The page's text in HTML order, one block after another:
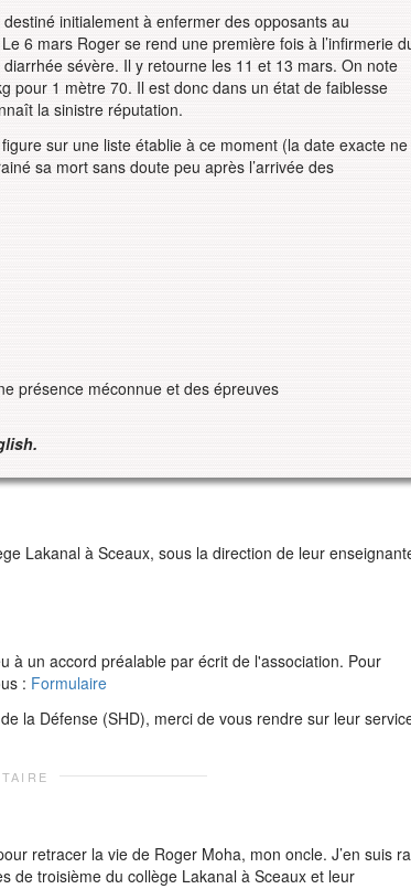
initialement à enfermer des opposants au
6 mars Roger se rend une première fois à l’infirmerie
sévère. Il y retourne les 11 et 13 mars. On note
pour 1 mètre 70. Il est donc dans un état de faiblesse
la sinistre réputation.
sur une liste établie à ce moment (la date exacte ne
sa mort sans doute peu après l’arrivée des
présence méconnue et des épreuves
Lakanal à Sceaux, sous la direction de leur
à un accord préalable par écrit de l'association. Pour
: Formulaire
la Défense (SHD), merci de vous rendre sur leur
retracer la vie de Roger Moha, mon oncle. J’en suis
de troisième du collège Lakanal à Sceaux et leur